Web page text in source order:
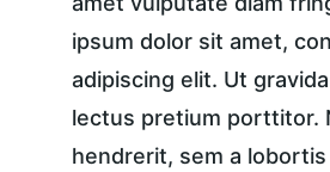
ipsum dolor sit amet,
adipiscing elit. Ut
lectus pretium porttitor.
hendrerit, sem a